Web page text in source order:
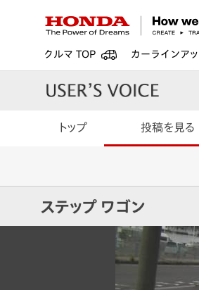
クルマ TOP カーラインア
トップ 投稿を見る
ステップ ワゴン